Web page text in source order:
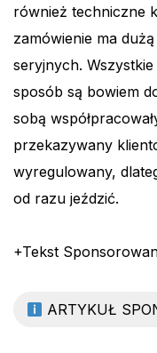
również techniczne
zamówienie ma
seryjnych.
sposób są bowiem
sobą
przekazywany
wyregulowany,
od razu jeździć.
+Tekst
ARTYKUŁ